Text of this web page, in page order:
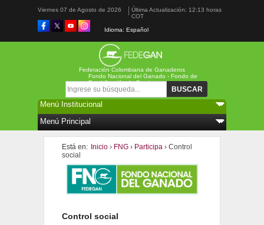
Viernes 07 de Agosto de 2026
Última Actualización: 12:13 horas
COT
Idioma: Español
Federación Colombiana de Ganaderos
Formulario de búsqueda
Fondo Nacional del Ganado - Fondo de
Estabilización de Precios
Está en: Inicio› FNG› Participa› Control
social
Control social